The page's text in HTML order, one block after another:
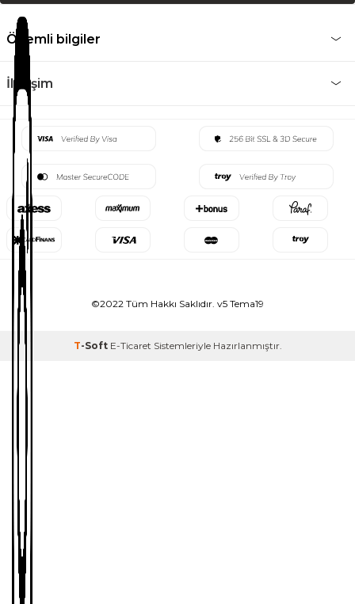
Önemli bilgiler
İletişim
©2022 Tüm Hakkı Saklıdır. v5 Tema19
T-Soft E-Ticaret Sistemleriyle Hazırlanmıştır.